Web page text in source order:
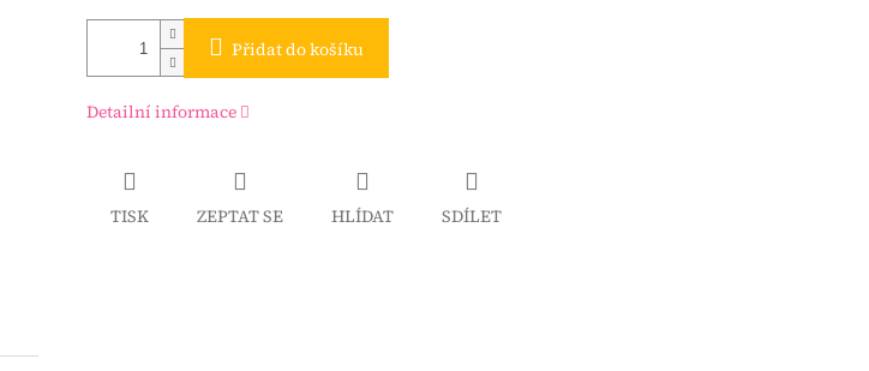
Přidat do košíku
Detailní informace
TISK ZEPTAT SE HLÍDAT SDÍLET